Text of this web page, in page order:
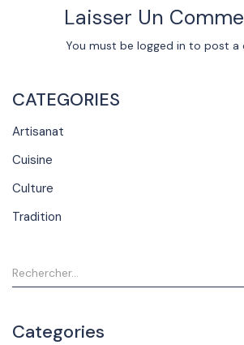
CATEGORIES
Artisanat
Cuisine
Culture
Tradition
Categories
Laisser Un
You must be logged in to post a